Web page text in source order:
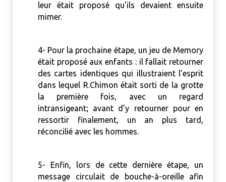
leur était proposé qu’ils devaient ensuite
mimer.
4- Pour la prochaine étape, un jeu de Memory
était proposé aux enfants : il fallait retourner
des cartes identiques qui illustraient l’esprit
dans lequel R.Chimon était sorti de la grotte
la première fois, avec un regard
intransigeant; avant d’y retourner pour en
ressortir finalement, un an plus tard,
réconcilié avec les hommes.
5- Enfin, lors de cette dernière étape, un
message circulait de bouche-à-oreille afin